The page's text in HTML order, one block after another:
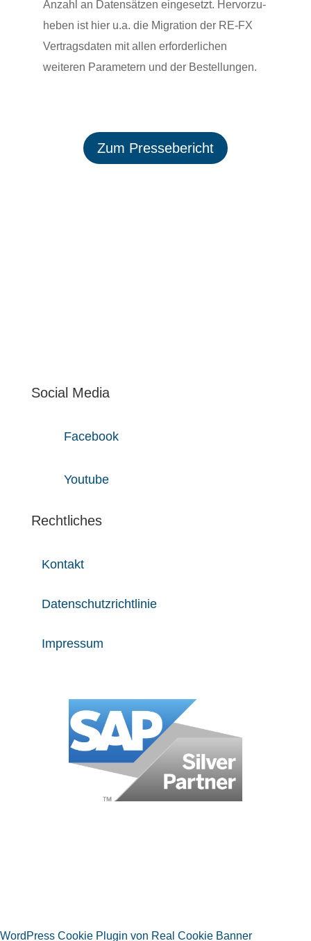
Anzahl an Daten­sätzen einge­setzt. Hervor­zu­
heben ist hier u.a. die Migra­tion der RE-FX
Vertrags­daten mit allen erfor­der­li­chen
weiteren Para­me­tern und der Bestellungen.
Zum Pres­se­be­richt
Social Media
Facebook
Youtube
Rechtliches
Kontakt
Datenschutzrichtlinie
Impressum
WordPress Cookie Plugin von Real Cookie Banner